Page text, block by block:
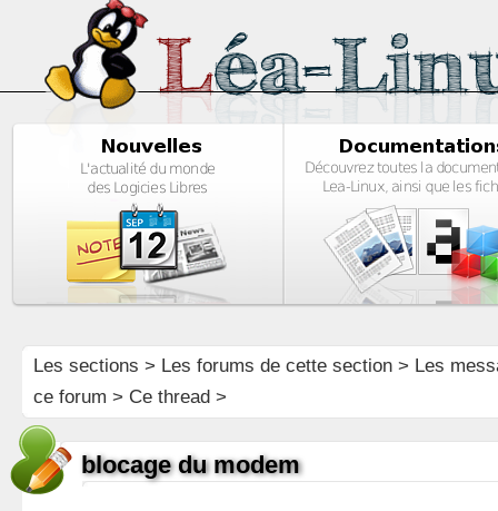
Les sections > Les forums de cette section> Les
ce forum > Ce thread >
blocage du modem